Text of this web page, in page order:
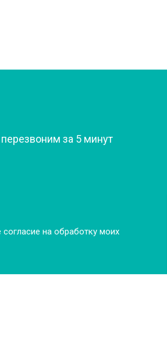
за 5 минут
на обработку моих